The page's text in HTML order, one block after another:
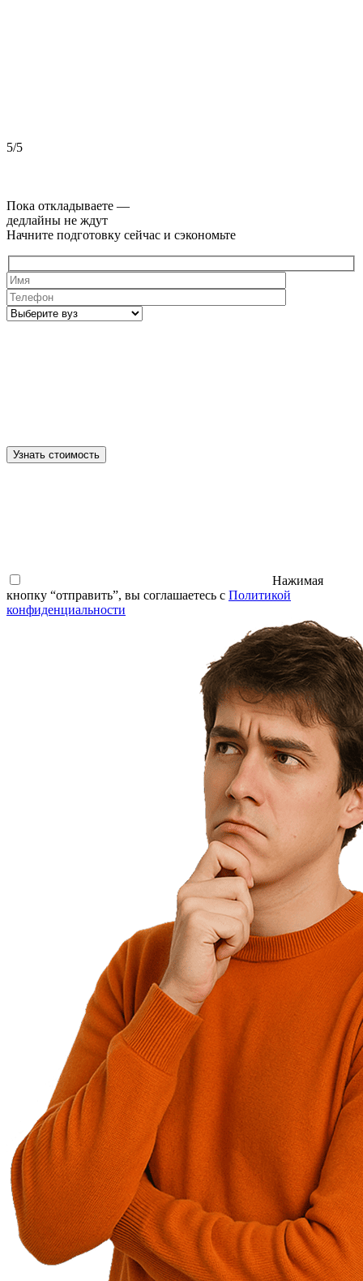
5/5
Пока откладываете —
дедлайны не ждут
Начните подготовку сейчас и сэкономьте
Узнать стоимость
Нажимая
кнопку “отправить”, вы соглашаетесь с Политикой
конфиденциальности